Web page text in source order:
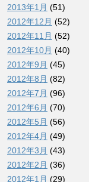
2013年1月 (51)
2012年12月 (52)
2012年11月 (52)
2012年10月 (40)
2012年9月 (45)
2012年8月 (82)
2012年7月 (96)
2012年6月 (70)
2012年5月 (56)
2012年4月 (49)
2012年3月 (43)
2012年2月 (36)
2012年1月 (29)